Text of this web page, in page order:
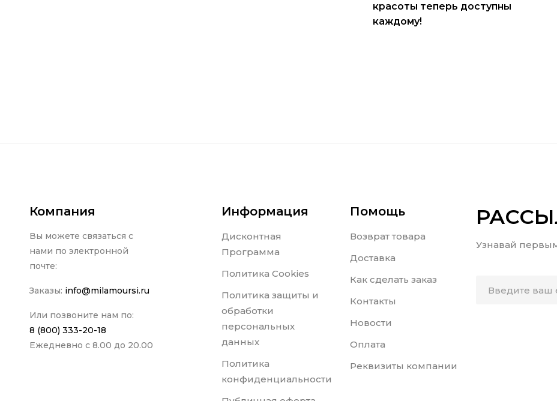
красоты теперь доступны
каждому!
Компания
Вы можете связаться с
нами по электронной
почте:
Заказы: info@milamoursi.ru
Или позвоните нам по:
8 (800) 333-20-18
Ежедневно с 8.00 до 20.00
Информация
Дисконтная
Программа
Политика Cookies
Политика защиты и
обработки
персональных
данных
Политика
конфиденциальности
Помощь
Возврат товара
Доставка
Как сделать заказ
Контакты
Новости
Оплата
Реквизиты компании
Узнавай